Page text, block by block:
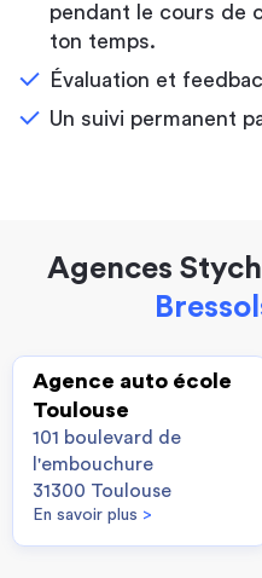
pendant le cours de
ton temps.
Évaluation et
Un suivi permanent
Agences
Agence auto école
Toulouse
101 boulevard de
l'embouchure
31300 Toulouse
En savoir plus >